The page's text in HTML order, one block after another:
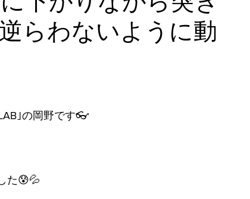
らわないように動
｣の岡野です👓
た😰💦